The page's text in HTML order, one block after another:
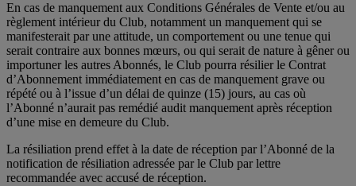
En cas de manquement aux Conditions Générales de Vente et/ou au
règlement intérieur du Club, notamment un manquement qui se
manifesterait par une attitude, un comportement ou une tenue qui
serait contraire aux bonnes mœurs, ou qui serait de nature à gêner ou
importuner les autres Abonnés, le Club pourra résilier le Contrat
d’Abonnement immédiatement en cas de manquement grave ou
répété ou à l’issue d’un délai de quinze (15) jours, au cas où
l’Abonné n’aurait pas remédié audit manquement après réception
d’une mise en demeure du Club.
La résiliation prend effet à la date de réception par l’Abonné de la
notification de résiliation adressée par le Club par lettre
recommandée avec accusé de réception.